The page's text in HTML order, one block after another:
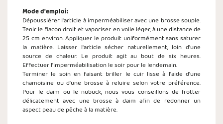
Mode d'emploi:
Dépoussiérer l'article à imperméabiliser avec une brosse souple.
Tenir le flacon droit et vaporiser en voile léger, à une distance de
25 cm environ. Appliquer le produit uniformément sans saturer
la matière. Laisser l'article sécher naturellement, loin d'une
source de chaleur. Le produit agit au bout de six heures.
Effectuer l'imperméabilisation le soir pour le lendemain.
Terminer le soin en faisant briller le cuir lisse à l'aide d'une
chamoisine ou d'une brosse à reluire selon votre préférence.
Pour le daim ou le nubuck, nous vous conseillons de frotter
délicatement avec une brosse à daim afin de redonner un
aspect peau de pêche à la matière.